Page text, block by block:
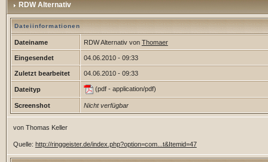
RDW Alternativ
Dateiinformationen
Dateiname RDW Alternativ von Thomaer
Eingesendet 04.06.2010 - 09:33
Zuletzt bearbeitet 04.06.2010 - 09:33
Dateityp (pdf - application/pdf)
Screenshot Nicht verfügbar
von Thomas Keller
Quelle: http://ringgeister.de/index.php?option=com...t&Itemid=47